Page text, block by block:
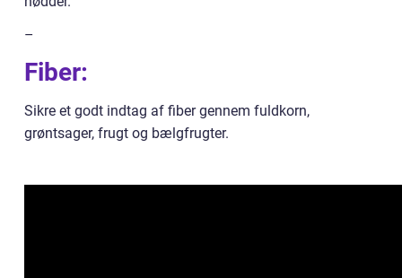
–
Fiber:
Sikre et godt indtag af fiber gennem fuldkorn,
grøntsager, frugt og bælgfrugter.